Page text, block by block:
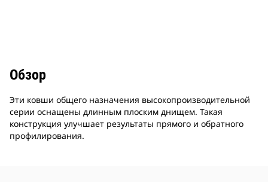
Обзор
Эти ковши общего назначения высокопроизводительной
серии оснащены длинным плоским днищем. Такая
конструкция улучшает результаты прямого и обратного
профилирования.